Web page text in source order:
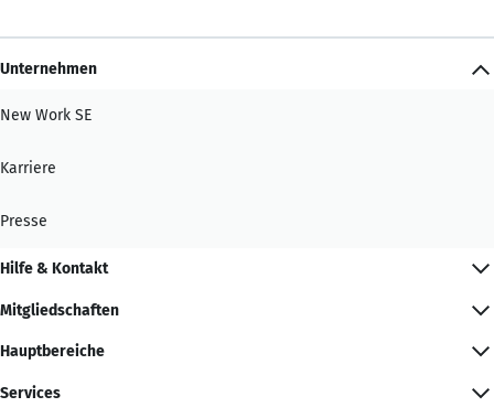
Unternehmen
New Work SE
Karriere
Presse
Hilfe & Kontakt
Mitgliedschaften
Hauptbereiche
Services